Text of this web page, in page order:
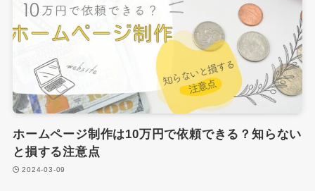
ホームページ制作は10万円で依頼できる？知らない
と損する注意点
2024-03-09